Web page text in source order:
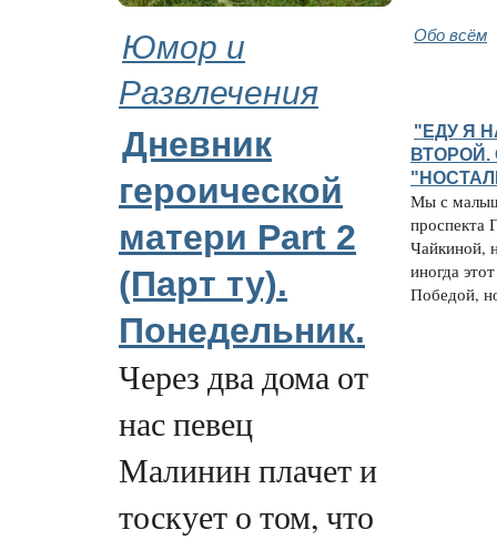
Юмор и
Развлечения
Обо всём
Дневник
героической
матери Part 2
(Парт ту).
Понедельник.
Через два дома от
нас певец
Малинин плачет и
тоскует о том, что
"ЕДУ Я
Мы с
проспекта
Чайкиной,
иногда
Победой,